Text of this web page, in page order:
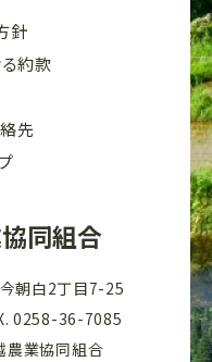
針
約款
先
同組合
朝白2丁目7-25
0258-36-7085
農業協同組合